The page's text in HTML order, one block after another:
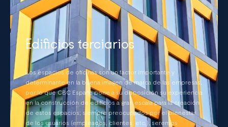
Edificios terciarios
Los espacios de oficinas son un factor importante y
determinante en la buena imagen de marca de las empresas,
por lo que CBC España pone a su disposición su experiencia
en la construcción de edificios a gran escala para la creación
de estos espacios; siempre preocupados por el bienestar
de los usuarios (empleados, clientes, etc.), seremos